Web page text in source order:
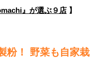
』が選ぶ９店 】
粉！ 野菜も自家栽